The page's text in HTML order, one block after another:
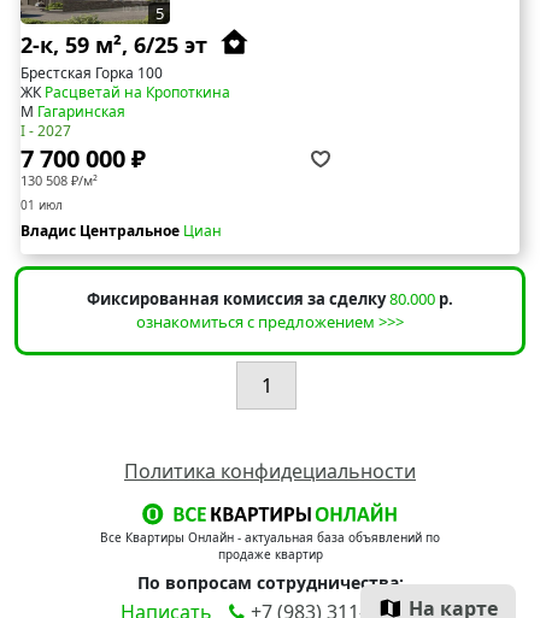
На карте
5
2-к, 59 м², 6/25 эт
Брестская Горка 100
ЖКРасцветай на Кропоткина
М Гагаринская
I - 2027
7 700 000 ₽
130 508 ₽/м²
01 июл
Владис Центральное Циан
Фиксированная комиссия за сделку80.000 р.
ознакомиться с предложением >>>
1
Политика конфидециальности
Все Квартиры Онлайн - актуальная база объявлений по
продаже квартир
По вопросам сотрудничества:
Написать +7 (983) 311-90-00